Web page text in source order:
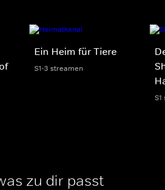
Ein Heim für Tiere
S1-3 streamen
zu dir passt